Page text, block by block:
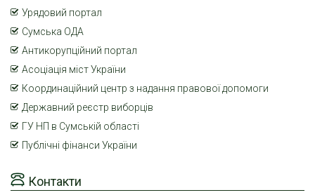
Контакти
Урядовий портал
Сумська ОДА
Антикорупційний портал
Асоціація міст України
Координаційний центр з надання правової допомоги
Державний реєстр виборців
ГУ НП в Сумській області
Публічні фінанси України